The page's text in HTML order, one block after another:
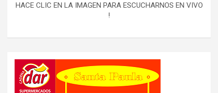
HACE CLIC EN LA IMAGEN PARA ESCUCHARNOS EN VIVO
!